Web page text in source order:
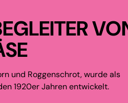
und Roggenschrot, wurde als
1920er Jahren entwickelt.